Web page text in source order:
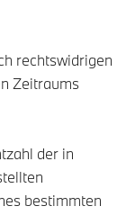
rechtswidrigen
Zeitraums
der in
bestimmten